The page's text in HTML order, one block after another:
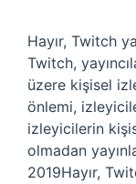
Hayır, Twitch
Twitch,
üzere kişisel
önlemi,
izleyicilerin
olmadan
2019Hayır,